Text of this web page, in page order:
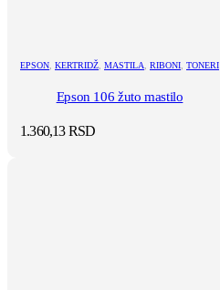
EPSON, KERTRIDŽ, MASTILA, RIBONI, TONERI
Epson 106 žuto mastilo
1.360,13RSD